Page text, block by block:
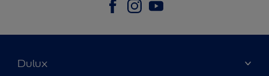
Dulux